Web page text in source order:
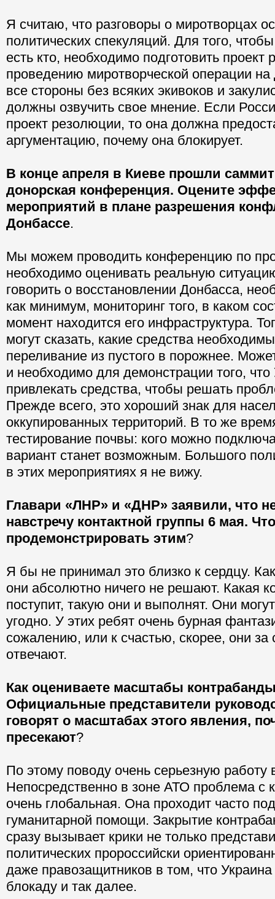
Я считаю, что разговоры о миротворцах
политических спекуляций. Для того,
есть кто, необходимо подготовить
проведению миротворческой операции на
все стороны без всяких экивоков и
должны озвучить свое мнение. Если
проект резолюции, то она должна
аргументацию, почему она блокирует.
В конце апреля в Киеве прошли
донорская конференция. Оцените
мероприятий в плане разрешения
Донбассе.
Мы можем проводить конференцию по
необходимо оценивать реальную
говорить о восстановлении Донбасса,
как минимум, мониторинг того, в каком
момент находится его инфраструктура.
могут сказать, какие средства
переливание из пустого в порожнее.
и необходимо для демонстрации того, что
привлекать средства, чтобы решать
Прежде всего, это хороший знак для
оккупированных территорий. В то же
тестирование почвы: кого можно
вариант станет возможным. Большого
в этих мероприятиях я не вижу.
Главари «ЛНР» и «ДНР» заявили, что
навстречу контактной группы 6 мая.
продемонстрировать этим?
Я бы не принимал это близко к сердцу.
они абсолютно ничего не решают. Какая
поступит, такую они и выполнят. Они
угодно. У этих ребят очень бурная
сожалению, или к счастью, скорее, они за
отвечают.
Как оцениваете масштабы
Официальные представители
говорят о масштабах этого явления,
пресекают?
По этому поводу очень серьезную работу
Непосредственно в зоне АТО проблема с
очень глобальная. Она проходит часто
гуманитарной помощи. Закрытие
сразу вызывает крики не только
политических пророссийски
даже правозащитников в том, что Украина
блокаду и так далее.